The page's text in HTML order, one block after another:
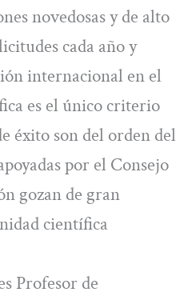
novedosas y de alto
cada año y
internacional en el
es el único criterio
éxito son del orden del
por el Consejo
gozan de gran
científica
Profesor de